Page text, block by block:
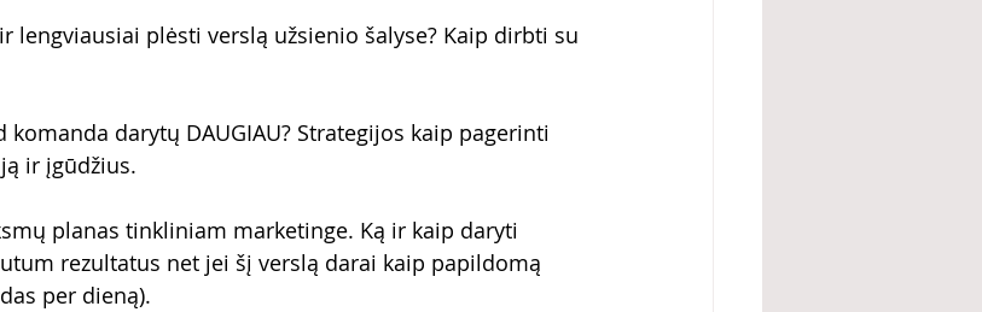
lengviausiai plėsti verslą užsienio šalyse? Kaip dirbti su
komanda darytų DAUGIAU? Strategijos kaip pagerinti
ir įgūdžius.
planas tinkliniam marketinge. Ką ir kaip daryti
rezultatus net jei šį verslą darai kaip papildomą
per dieną).